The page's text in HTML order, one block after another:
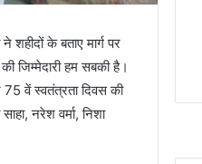
शहीदों के बताए मार्ग पर
जिम्मेदारी हम सबकी है।
75 वें स्वतंत्रता दिवस की
नरेश वर्मा, निशा